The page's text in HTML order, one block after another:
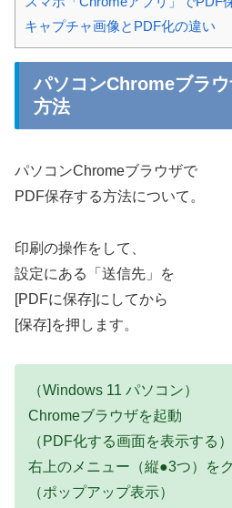
キャプチャ画像とPDF化の違い
パソコンChromeブラ
方法
パソコンChromeブラウザで
PDF保存する方法について。
印刷の操作をして、
設定にある「送信先」を
[PDFに保存]にしてから
[保存]を押します。
（Windows 11 パソコン）
Chromeブラウザを起動
（PDF化する画面を表示する）
右上のメニュー（縦●3つ）を
（ポップアップ表示）